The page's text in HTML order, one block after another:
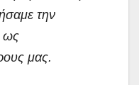
την
ως
μας.